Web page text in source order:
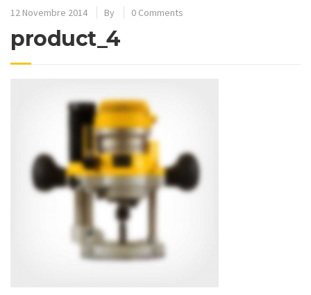
12 Novembre 2014 By 0 Comments
product_4